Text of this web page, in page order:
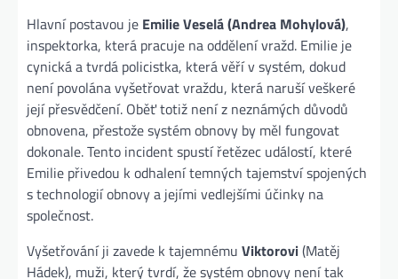
Hlavní postavou je Emilie Veselá (Andrea Mohylová),
inspektorka, která pracuje na oddělení vražd. Emilie je
cynická a tvrdá policistka, která věří v systém, dokud
není povolána vyšetřovat vraždu, která naruší veškeré
její přesvědčení. Oběť totiž není z neznámých důvodů
obnovena, přestože systém obnovy by měl fungovat
dokonale. Tento incident spustí řetězec událostí, které
Emilie přivedou k odhalení temných tajemství spojených
s technologií obnovy a jejími vedlejšími účinky na
společnost.
Vyšetřování ji zavede k tajemnému Viktorovi(Matěj
Hádek), muži, který tvrdí, že systém obnovy není tak